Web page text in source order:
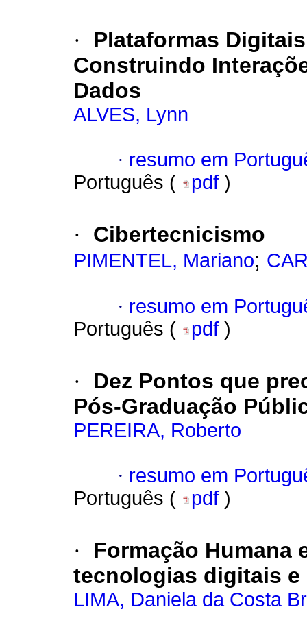
·
Plataformas
Construindo
Dados
ALVES, Lynn
· resumo em
Português (
pdf )
· Cibertecnicismo
PIMENTEL, Mariano;
· resumo em
Português (
pdf )
·
Dez Pontos que
Pós-Graduação
PEREIRA, Roberto
· resumo em
Português (
pdf )
·
Formação Humana
tecnologias digitais e
LIMA, Daniela da Costa